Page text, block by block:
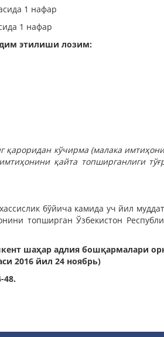
1 нафар
1 нафар
этилиши лозим:
қароридан кўчирма (малака
қайта топширганлиги
бўйича камида уч йил
топширган Ўзбекистон
шаҳар адлия бошқармалари
2016 йил 24 ноябрь)
48.